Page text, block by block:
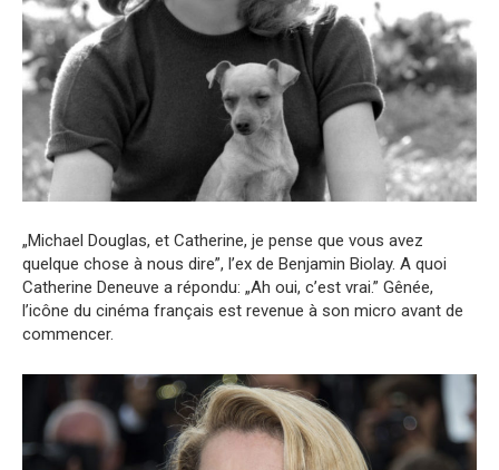
„Michael Douglas, et Catherine, je pense que vous avez
quelque chose à nous dire”, l’ex de Benjamin Biolay. A quoi
Catherine Deneuve a répondu: „Ah oui, c’est vrai.” Gênée,
l’icône du cinéma français est revenue à son micro avant de
commencer.